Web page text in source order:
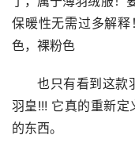
保暖性无需过多解
色，裸粉色
也只有看到这款
羽皇!!! 它真的重新定
的东西。